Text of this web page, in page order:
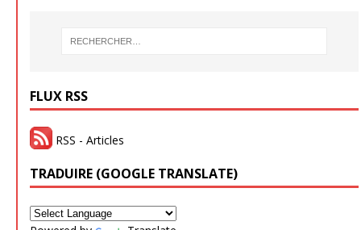
FLUX RSS
RSS - Articles
TRADUIRE (GOOGLE TRANSLATE)